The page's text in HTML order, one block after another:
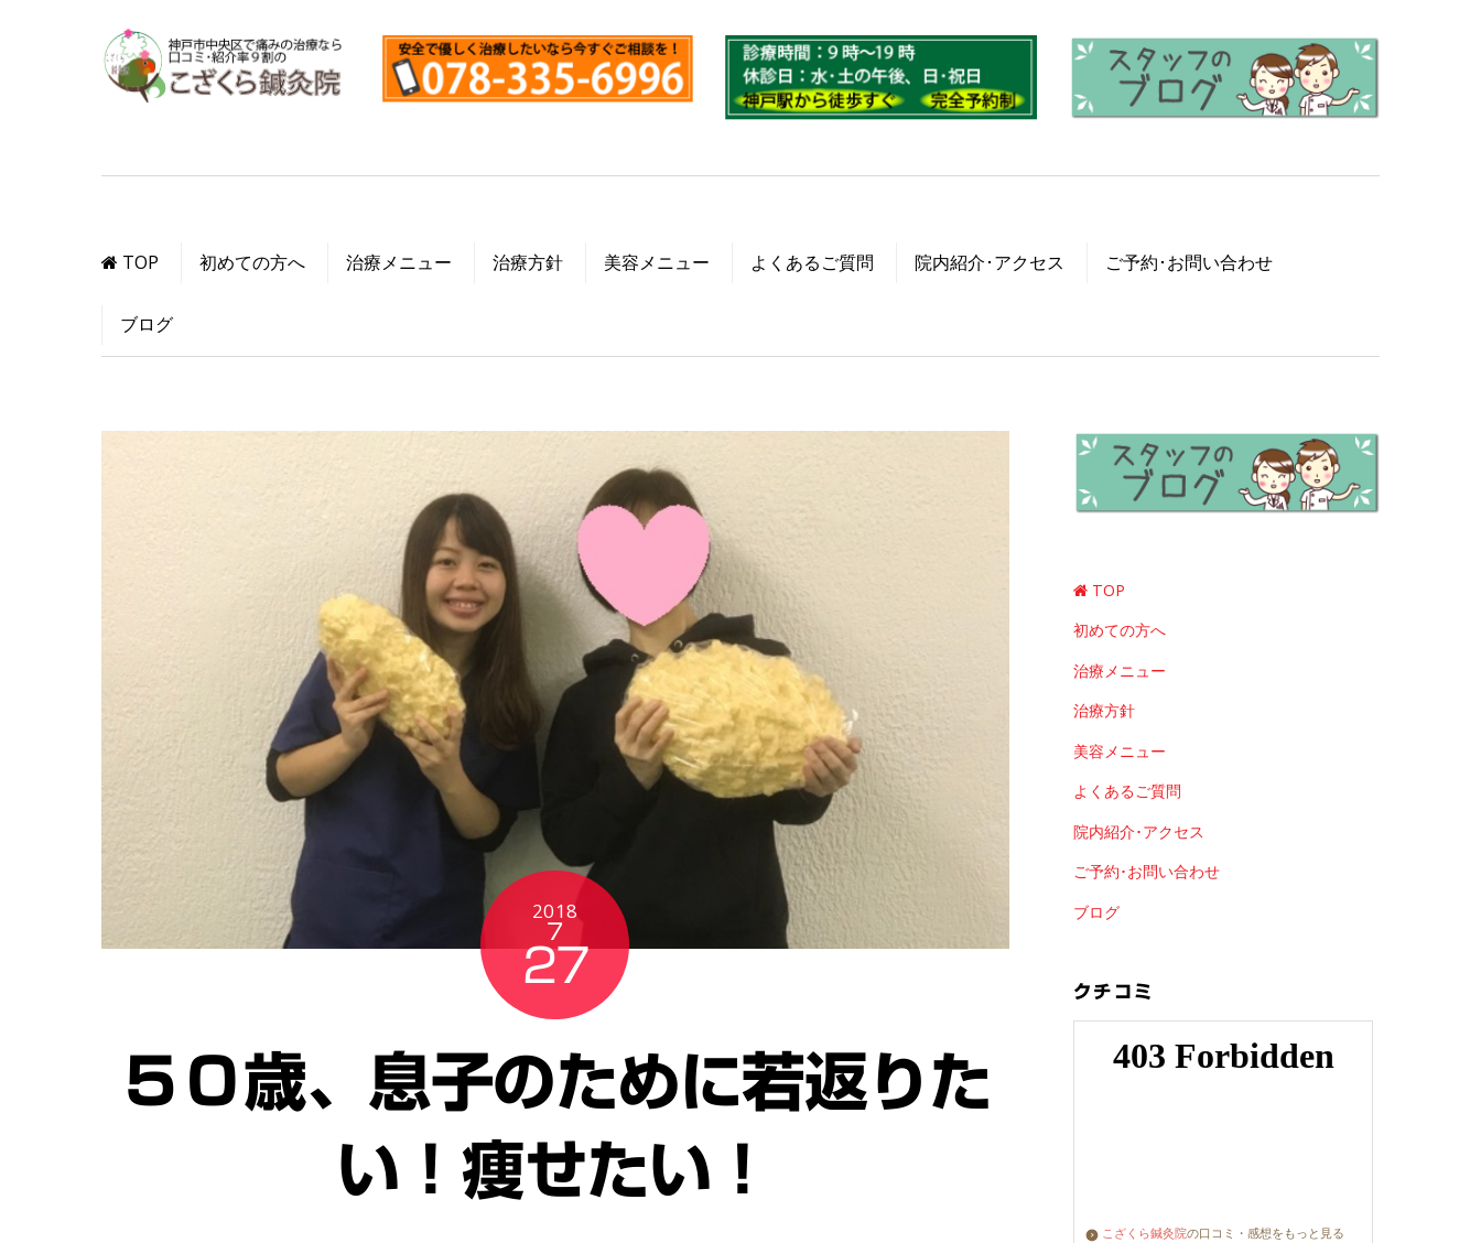
TOP 初めての方へ 治療メニュー 治療方針 美容メニュー よくあるご質問 院内紹介･アクセス ご予約･お問い合わせ
ブログ
2018
7
27
５０歳、息子のために若返りた
い！痩せたい！
TOP
初めての方へ
治療メニュー
治療方針
美容メニュー
よくあるご質問
院内紹介･アクセス
ご予約･お問い合わせ
ブログ
クチコミ
こざくら鍼灸院の口コミ・感想をもっと見る